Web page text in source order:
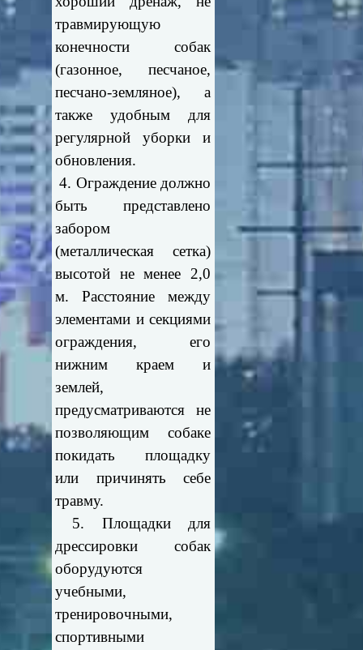
травмирующую
конечности собак
(газонное, песчаное,
песчано-земляное), а
также удобным для
регулярной уборки и
обновления.
4. Ограждение должно
быть представлено
забором
(металлическая сетка)
высотой не менее 2,0
м. Расстояние между
элементами и секциями
ограждения, его
нижним краем и
землей,
предусматриваются не
позволяющим собаке
покидать площадку
или причинять себе
травму.
5. Площадки для
дрессировки собак
оборудуются
учебными,
тренировочными,
спортивными